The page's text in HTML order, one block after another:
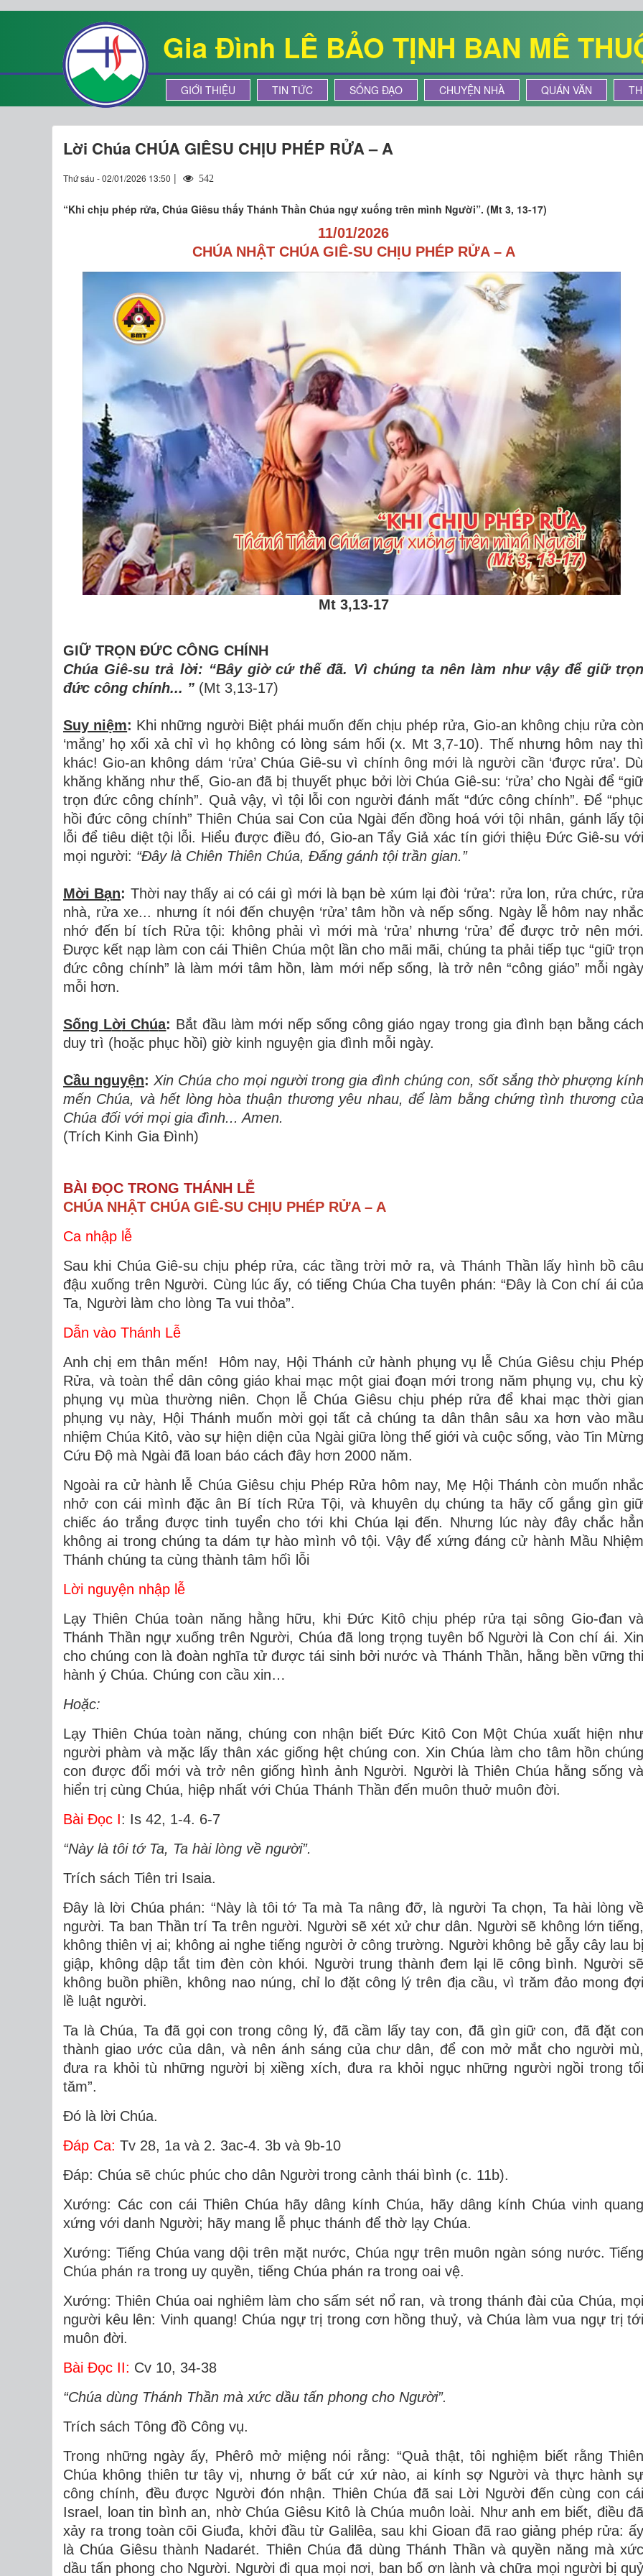
Gia Đình LÊ BẢO TỊNH BAN MÊ
GIỚI THIỆU TIN TỨC SỐNG ĐẠO CHUYỆN NHÀ QUÁN VĂN
Lời Chúa CHÚA GIÊSU CHỊU PHÉP RỬA – A
Thứ sáu - 02/01/2026 13:50 | 542
“Khi chịu phép rửa, Chúa Giêsu thấy Thánh Thần Chúa ngự xuống trên mình Người”. (Mt 3, 13-17)
11/01/2026
CHÚA NHẬT CHÚA GIÊ-SU CHỊU PHÉP RỬA – A
Mt 3,13-17
GIỮ TRỌN ĐỨC CÔNG CHÍNH
Chúa Giê-su trả lời: “Bây giờcứthế đã. Vìchúng ta nên làm nhưvậy đểgiữtrọn
đức công chính... ” (Mt 3,13-17)
Suy niệm: Khi những người Biệt phái muốnđến chịu phép rửa, Gio-an không chịu rửa còn
‘mắng’họxối xảchỉvì họkhông cólòng sám hối (x. Mt 3,7-10). Thếnhưng hôm nay thì
khác! Gio-an không dám ‘rửa’Chúa Giê-su vì chính ông mới là người cần ‘được rửa’. Dù
khăng khăng nhưthế, Gio-anđã bị thuyết phục bởi lời Chúa Giê-su: ‘rửa’cho Ngài để “giữ
trọnđức công chính”. Quảvậy, vì tội l ỗi con ngườiđánh mất “đức công chính”. Để “phục
hồi đức công chính” Thiên Chúa sai Con của Ngài đếnđồng hoá với tội nhân, gánh l ấy tội
ỗi đểtiêu diệt tội lỗi. Hiểuđược điều đó, Gio-an Tẩy Giả xác tín giới thiệu Đức Giê-su với
mọi người: “Đây là Chiên Thiên Chúa, Đấng gánh tội trần gian.”
Mời Bạn: Thời nay thấy ai có cái gì mới l àbạn bè xúm l ạiđòi ‘rửa’: rửa lon, rửa chức, rửa
nhà, rửa xe... nhưng ít nói đến chuyện ‘rửa’tâm hồn vànếp sống. Ngày l ễhôm nay nhắc
nhớ đến bí tích Rửa tội: không phải vì mới mà ‘rửa’nhưng ‘rửa’ để được trở nên mới.
Được kết nạp làm con cái Thiên Chúa một l ần cho mãi mãi, chúng ta phải tiếp tục“giữ trọn
đức công chính” àlàm mới tâm hồn, làm mới nếp sống, l àtrởnên“công giáo” mỗi ngày
mỗi hơn.
Sống Lời Chúa: Bắt đầu l àm mới nếp sống công giáo ngay trong giađình bạn bằng cách
duy trì (hoặc phục hồi) giờ kinh nguyện gia đình mỗi ngày.
Cầu nguyện: Xin Chúa cho mọi người trong giađình chúng con, sốt sắng thờphượng kính
mến Chúa, vàhết lòng hòa thuận thương yêu nhau, đểlàm bằng chứng tình thương của
Chúa đối với mọi gia đình... Amen.
(Trích Kinh Gia Đình)
BÀI ĐỌC TRONG THÁNH LỄ
CHÚA NHẬT CHÚA GIÊ-SU CHỊU PHÉP RỬA – A
Ca nhập lễ
Sau khi Chúa Giê-su chịu phép rửa, các tầng trời mở ra, và Thánh Thần lấy hình bồ câu
đậu xuống trên Người. Cùng lúc ấy, có tiếng Chúa Cha tuyên phán: “Đây là Con chí ái của
Ta, Người làm cho lòng Ta vui thỏa”.
Dẫn vào Thánh Lễ
Anh chị em thân mến! Hôm nay, Hội Thánh cử hành phụng vụ lễ Chúa Giêsu chịu Phép
Rửa, và toàn thể dân công giáo khai mạc một giai đoạn mới trong năm phụng vụ, chu kỳ
phụng vụ mùa thường niên. Chọn lễ Chúa Giêsu chịu phép rửa để khai mạc thời gian
phụng vụ này, Hội Thánh muốn mời gọi tất cả chúng ta dân thân sâu xa hơn vào mầu
nhiệm Chúa Kitô, vào sự hiện diện của Ngài giữa lòng thế giới và cuộc sống, vào Tin Mừng
Cứu Độ mà Ngài đã loan báo cách đây hơn 2000 năm.
Ngoài ra cử hành lễ Chúa Giêsu chịu Phép Rửa hôm nay, Mẹ Hội Thánh còn muốn nhắc
nhở con cái mình đặc ân Bí tích Rửa Tội, và khuyên dụ chúng ta hãy cố gắng gìn giữ
chiếc áo trắng được tinh tuyển cho tới khi Chúa lại đến. Nhưng lúc này đây chắc hẳn
không ai trong chúng ta dám tự hào mình vô tội. Vậy để xứng đáng cử hành Mầu Nhiệm
Thánh chúng ta cùng thành tâm hốì lỗi
Lời nguyện nhập lễ
Lạy Thiên Chúa toàn năng hằng hữu, khi Ðức Kitô chịu phép rửa tại sông Gio-đan và
Thánh Thần ngự xuống trên Người, Chúa đã long trọng tuyên bố Người là Con chí ái. Xin
cho chúng con là đoàn nghĩa tử được tái sinh bởi nước và Thánh Thần, hằng bền vững thi
hành ý Chúa. Chúng con cầu xin…
Hoặc:
Lạy Thiên Chúa toàn năng, chúng con nhận biết Ðức Kitô Con Một Chúa xuất hiện như
người phàm và mặc lấy thân xác giống hệt chúng con. Xin Chúa làm cho tâm hồn chúng
con được đổi mới và trở nên giống hình ảnh Người. Người là Thiên Chúa hằng sống và
hiển trị cùng Chúa, hiệp nhất với Chúa Thánh Thần đến muôn thuở muôn đời.
Bài Ðọc I: Is 42, 1-4. 6-7
“Này là tôi tớ Ta, Ta hài lòng về người”.
Trích sách Tiên tri Isaia.
Ðây là lời Chúa phán: “Này là tôi tớ Ta mà Ta nâng đỡ, là người Ta chọn, Ta hài lòng về
người. Ta ban Thần trí Ta trên người. Người sẽ xét xử chư dân. Người sẽ không lớn tiếng,
không thiên vị ai; không ai nghe tiếng người ở công trường. Người không bẻ gẫy cây lau bị
giập, không dập tắt tim đèn còn khói. Người trung thành đem lại lẽ công bình. Người sẽ
không buồn phiền, không nao núng, chỉ lo đặt công lý trên địa cầu, vì trăm đảo mong đợi
lề luật người.
Ta là Chúa, Ta đã gọi con trong công lý, đã cầm lấy tay con, đã gìn giữ con, đã đặt con
thành giao ước của dân, và nên ánh sáng của chư dân, để con mở mắt cho người mù,
đưa ra khỏi tù những người bị xiềng xích, đưa ra khỏi ngục những người ngồi trong tối
tăm”.
Ðó là lời Chúa.
Ðáp Ca: Tv 28, 1a và 2. 3ac-4. 3b và 9b-10
Ðáp: Chúa sẽ chúc phúc cho dân Người trong cảnh thái bình (c. 11b).
Xướng: Các con cái Thiên Chúa hãy dâng kính Chúa, hãy dâng kính Chúa vinh quang
xứng với danh Người; hãy mang lễ phục thánh để thờ lạy Chúa.
Xướng: Tiếng Chúa vang dội trên mặt nước, Chúa ngự trên muôn ngàn sóng nước. Tiếng
Chúa phán ra trong uy quyền, tiếng Chúa phán ra trong oai vệ.
Xướng: Thiên Chúa oai nghiêm làm cho sấm sét nổ ran, và trong thánh đài của Chúa, mọi
người kêu lên: Vinh quang! Chúa ngự trị trong cơn hồng thuỷ, và Chúa làm vua ngự trị tới
muôn đời.
Bài Ðọc II: Cv 10, 34-38
“Chúa dùng Thánh Thần mà xức dầu tấn phong cho Người”.
Trích sách Tông đồ Công vụ.
Trong những ngày ấy, Phêrô mở miệng nói rằng: “Quả thật, tôi nghiệm biết rằng Thiên
Chúa không thiên tư tây vị, nhưng ở bất cứ xứ nào, ai kính sợ Người và thực hành sự
công chính, đều được Người đón nhận. Thiên Chúa đã sai Lời Người đến cùng con cái
Israel, loan tin bình an, nhờ Chúa Giêsu Kitô là Chúa muôn loài. Như anh em biết, điều đã
xảy ra trong toàn cõi Giuđa, khởi đầu từ Galilêa, sau khi Gioan đã rao giảng phép rửa: ấy
là Chúa Giêsu thành Nadarét. Thiên Chúa đã dùng Thánh Thần và quyền năng mà xức
dầu tấn phong cho Người. Người đi qua mọi nơi, ban bố ơn lành và chữa mọi người bị quỷ